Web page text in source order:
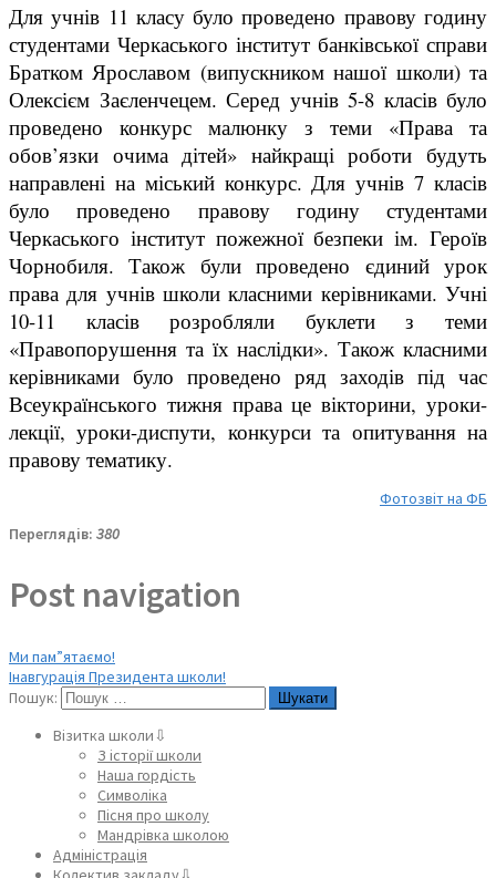
Для учнів 11 класу було проведено правову годину
студентами Черкаського інститут банківської справи
Братком Ярославом (випускником нашої школи) та
Олексієм Заєленчецем. Серед учнів 5-8 класів було
проведено конкурс малюнку з теми «Права та
обов’язки очима дітей» найкращі роботи будуть
направлені на міський конкурс. Для учнів 7 класів
було проведено правову годину студентами
Черкаського інститут пожежної безпеки ім. Героїв
Чорнобиля. Також були проведено єдиний урок
права для учнів школи класними керівниками. Учні
10-11 класів розробляли буклети з теми
«Правопорушення та їх наслідки». Також класними
керівниками було проведено ряд заходів під час
Всеукраїнського тижня права це вікторини, уроки-
лекції, уроки-диспути, конкурси та опитування на
правову тематику.
Фотозвіт на ФБ
Переглядів: 380
Post navigation
Ми пам”ятаємо!
Інавгурація Президента школи!
Пошук:
Візитка школи⇩
З історії школи
Наша гордість
Символіка
Пісня про школу
Мандрівка школою
Адміністрація